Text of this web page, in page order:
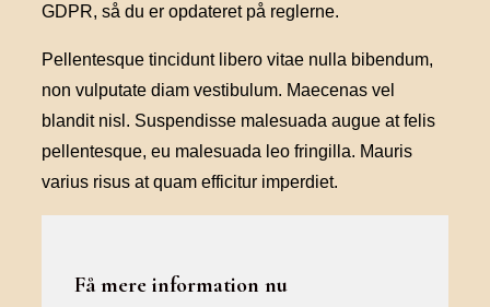
GDPR, så du er opdateret på reglerne.
Pellentesque tincidunt libero vitae nulla bibendum,
non vulputate diam vestibulum. Maecenas vel
blandit nisl. Suspendisse malesuada augue at felis
pellentesque, eu malesuada leo fringilla. Mauris
varius risus at quam efficitur imperdiet.
Få mere information nu